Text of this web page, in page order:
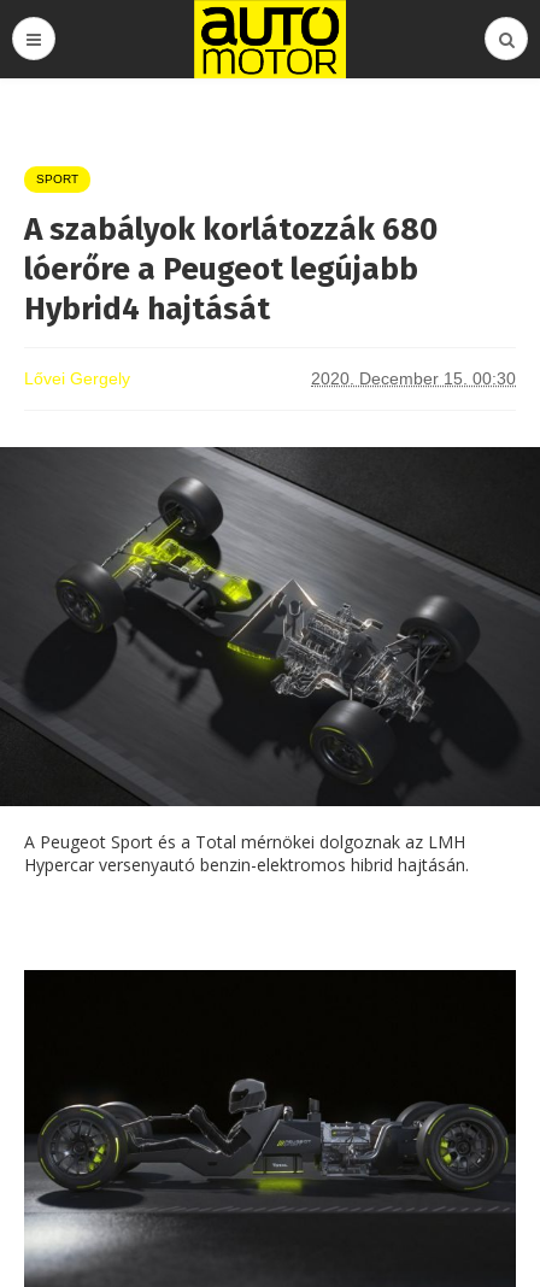
SPORT
A szabályok korlátozzák 680
lóerőre a Peugeot legújabb
Hybrid4 hajtását
Lővei Gergely 2020. December 15. 00:30
A Peugeot Sport és a Total mérnökei dolgoznak az LMH
Hypercar versenyautó benzin-elektromos hibrid hajtásán.